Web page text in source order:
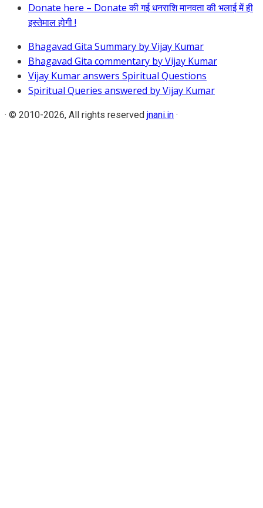
Donate here – Donate की गई धनराशि मानवता की भलाई में ही
इस्तेमाल होगी !
Bhagavad Gita Summary by Vijay Kumar
Bhagavad Gita commentary by Vijay Kumar
Vijay Kumar answers Spiritual Questions
Spiritual Queries answered by Vijay Kumar
· © 2010-2026, All rights reserved jnani.in ·